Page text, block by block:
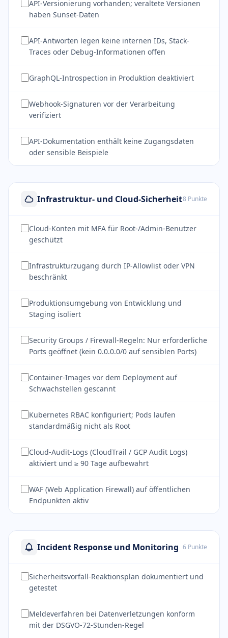
API-Versionierung vorhanden; veraltete Versionen
haben Sunset-Daten
API-Antworten legen keine internen IDs, Stack-
Traces oder Debug-Informationen offen
GraphQL-Introspection in Produktion deaktiviert
Webhook-Signaturen vor der Verarbeitung
verifiziert
API-Dokumentation enthält keine Zugangsdaten
oder sensible Beispiele
Infrastruktur- und Cloud-Sicherheit8 Punkte
Cloud-Konten mit MFA für Root-/Admin-Benutzer
geschützt
Infrastrukturzugang durch IP-Allowlist oder VPN
beschränkt
Produktionsumgebung von Entwicklung und
Staging isoliert
Security Groups / Firewall-Regeln: Nur erforderliche
Ports geöffnet (kein 0.0.0.0/0 auf sensiblen Ports)
Container-Images vor dem Deployment auf
Schwachstellen gescannt
Kubernetes RBAC konfiguriert; Pods laufen
standardmäßig nicht als Root
Cloud-Audit-Logs (CloudTrail / GCP Audit Logs)
aktiviert und ≥ 90 Tage aufbewahrt
WAF (Web Application Firewall) auf öffentlichen
Endpunkten aktiv
Incident Response und Monitoring 6 Punkte
Sicherheitsvorfall-Reaktionsplan dokumentiert und
getestet
Meldeverfahren bei Datenverletzungen konform
mit der DSGVO-72-Stunden-Regel